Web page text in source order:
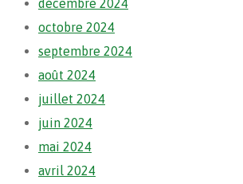
décembre 2024
octobre 2024
septembre 2024
août 2024
juillet 2024
juin 2024
mai 2024
avril 2024